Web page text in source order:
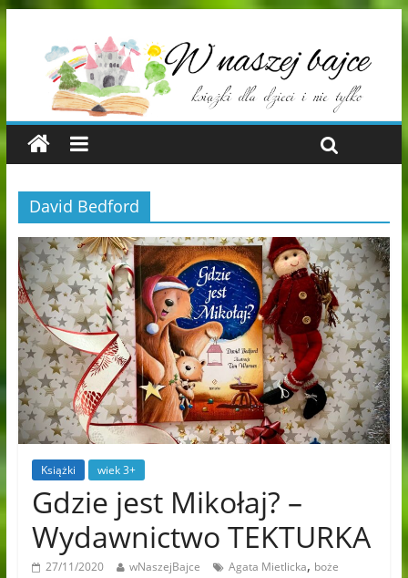
David Bedford
Książki wiek 3+
Gdzie jest Mikołaj? –
Wydawnictwo TEKTURKA
27/11/2020 wNaszejBajce Agata Mietlicka, boże